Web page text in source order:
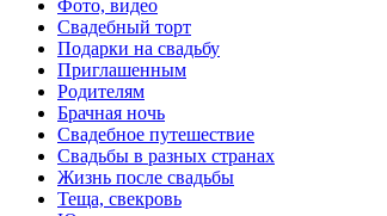
Фото, видео
Свадебный торт
Подарки на свадьбу
Приглашенным
Родителям
Брачная ночь
Свадебное путешествие
Свадьбы в разных странах
Жизнь после свадьбы
Теща, свекровь